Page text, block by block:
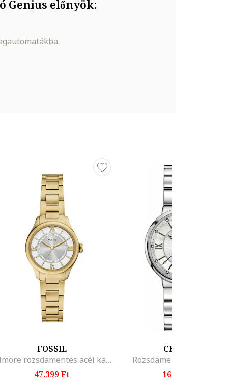
Genius előnyök:
FOSSIL
Gilmore rozsdamentes acél karóra, Aranyszín
47.399 Ft
CERTINA
Rozsdamentes acél
163.599 Ft